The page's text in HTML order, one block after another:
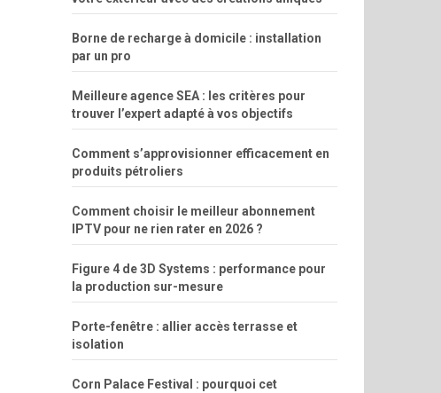
Borne de recharge à domicile : installation
par un pro
Meilleure agence SEA : les critères pour
trouver l’expert adapté à vos objectifs
Comment s’approvisionner efficacement en
produits pétroliers
Comment choisir le meilleur abonnement
IPTV pour ne rien rater en 2026 ?
Figure 4 de 3D Systems : performance pour
la production sur-mesure
Porte-fenêtre : allier accès terrasse et
isolation
Corn Palace Festival : pourquoi cet